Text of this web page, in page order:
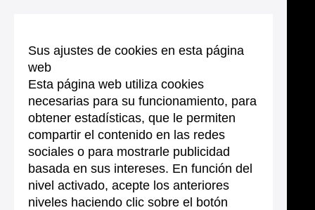
Sus ajustes de cookies en esta página
web
Esta página web utiliza cookies
necesarias para su funcionamiento, para
obtener estadísticas, que le permiten
compartir el contenido en las redes
sociales o para mostrarle publicidad
basada en sus intereses. En función del
nivel activado, acepte los anteriores
niveles haciendo clic sobre el botón